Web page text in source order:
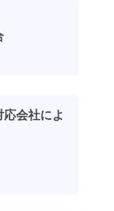
会社によ